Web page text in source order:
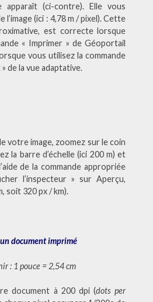
apparaît (ci-contre). Elle vous
l’image (ici : 4,78 m / pixel). Cette
est correcte lorsque
« Imprimer » de Géoportail
vous utilisez la commande
de la vue adaptative.
votre image, zoomez sur le coin
la barre d’échelle (ici 200 m) et
de la commande appropriée
l’inspecteur » sur Aperçu,
soit 320 px / km).
document imprimé
: 1 pouce = 2,54 cm
document à 200 dpi (dots per